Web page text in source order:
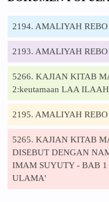
2194. AMALIYAH
2193. AMALIYAH
5266. KAJIAN KITAB
2:keutamaan LAA
2195. AMALIYAH
5265. KAJIAN KITAB
DISEBUT DENGAN
IMAM SUYUTY - BAB
ULAMA'